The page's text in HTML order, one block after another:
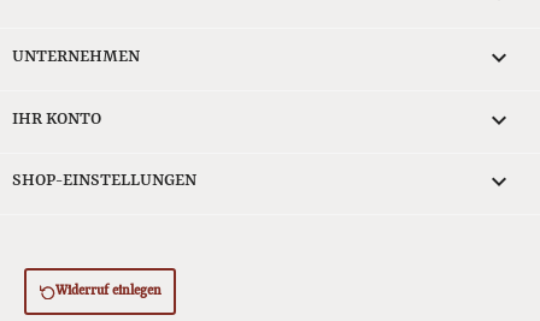
UNTERNEHMEN 
IHR KONTO 
SHOP-EINSTELLUNGEN keyboard_arrow_down
Widerruf einlegen